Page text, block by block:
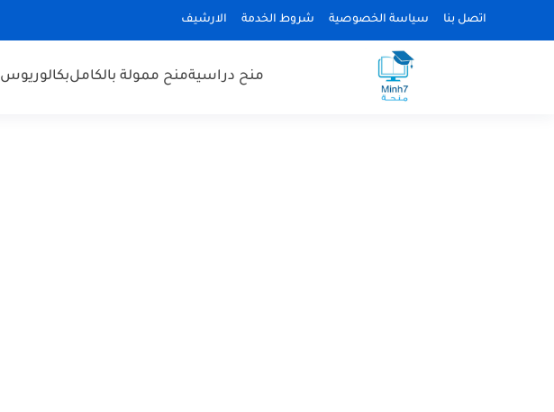
اتصل بنا سياسة الخصوصية شروط الخدمة الارشيف
منح دراسيةمنح ممولة بالكاملبكالوريوس